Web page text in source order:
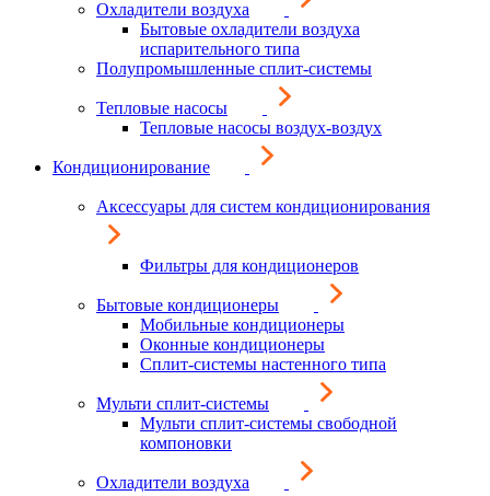
Охладители воздуха
Бытовые охладители воздуха
испарительного типа
Полупромышленные сплит-системы
Тепловые насосы
Тепловые насосы воздух-воздух
Кондиционирование
Аксессуары для систем кондиционирования
Фильтры для кондиционеров
Бытовые кондиционеры
Мобильные кондиционеры
Оконные кондиционеры
Сплит-системы настенного типа
Мульти сплит-системы
Мульти сплит-системы свободной
компоновки
Охладители воздуха